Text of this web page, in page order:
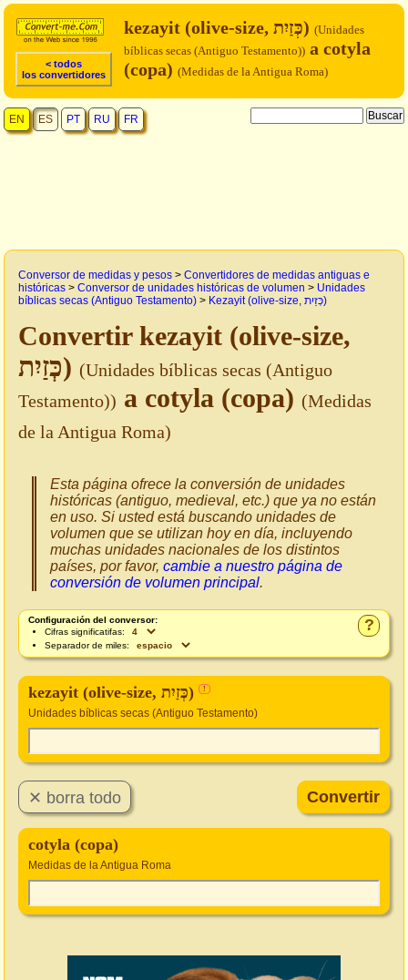
< todos
los convertidores
kezayit (olive-size, כְּזַיִת) (Unidades
bíblicas secas (Antiguo Testamento)) a cotyla
(copa) (Medidas de la Antigua Roma)
EN ES PT RU FR
Conversor de medidas y pesos > Convertidores de medidas antiguas e
históricas > Conversor de unidades históricas de volumen > Unidades
bíblicas secas (Antiguo Testamento) > Kezayit (olive-size, כְּזַיִת)
Convertir kezayit (olive-size,
כְּזַיִת) (Unidades bíblicas secas (Antiguo
Testamento)) a cotyla (copa) (Medidas
de la Antigua Roma)
Esta página ofrece la conversión de unidades
históricas (antiguo, medieval, etc.) que ya no están
en uso. Si usted está buscando unidades de
volumen que se utilizan hoy en día, incluyendo
muchas unidades nacionales de los distintos
países, por favor, cambie a nuestro página de
conversión de volumen principal.
?
Configuración del conversor:
Cifras significatifas:
Separador de miles:
kezayit (olive-size, כְּזַיִת) !
Unidades bíblicas secas (Antiguo Testamento)
cotyla (copa)
Medidas de la Antigua Roma